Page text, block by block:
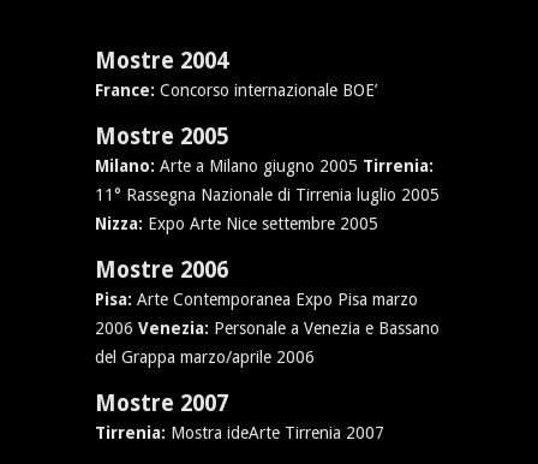
Mostre 2004
France: Concorso internazionale BOE’
Mostre 2005
Milano: Arte a Milano giugno 2005 Tirrenia:
11° Rassegna Nazionale di Tirrenia luglio 2005
Nizza: Expo Arte Nice settembre 2005
Mostre 2006
Pisa: Arte Contemporanea Expo Pisa marzo
2006 Venezia: Personale a Venezia e Bassano
del Grappa marzo/aprile 2006
Mostre 2007
Tirrenia: Mostra ideArte Tirrenia 2007